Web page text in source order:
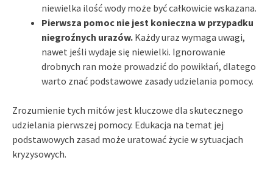
niewielka ilość wody może być całkowicie wskazana.
Pierwsza pomoc nie jest konieczna w przypadku
niegroźnych urazów. Każdy uraz wymaga uwagi,
nawet jeśli wydaje się niewielki. Ignorowanie
drobnych ran może prowadzić do powikłań, dlatego
warto znać podstawowe zasady udzielania pomocy.
Zrozumienie tych mitów jest kluczowe dla skutecznego
udzielania pierwszej pomocy. Edukacja na temat jej
podstawowych zasad może uratować życie w sytuacjach
kryzysowych.